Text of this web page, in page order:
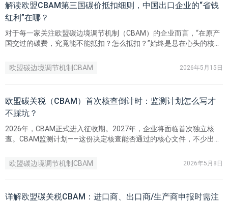
解读欧盟CBAM第三国碳价抵扣细则，中国出口企业的“省钱
红利”在哪？
对于每一家关注欧盟碳边境调节机制（CBAM）的企业而言，“在原产
国交过的碳费，究竟能不能抵扣？怎么抵扣？”始终是悬在心头的核心
会终于针对这一焦点，发布了关于“第三国已支付碳价抵扣”的最新实
施细则草案及附件。这份文件的出炉，标志着此前一直处于模糊地带
的碳价抵扣规则终于有了清晰的“说明书”。
欧盟碳边境调节机制CBAM 2026年5月15日
欧盟碳关税（CBAM）首次核查倒计时：监测计划怎么写才
不踩坑？
2026年，CBAM正式进入征收期。2027年，企业将面临首次独立核
查。CBAM监测计划——这份决定核查能否通过的核心文件，不少出口
逻辑——从“什么是监测计划”到“怎么写才经得起核查”，一次说清！
欧盟碳边境调节机制CBAM 2026年5月8日
详解欧盟碳关税CBAM：进口商、出口商/生产商申报时需注